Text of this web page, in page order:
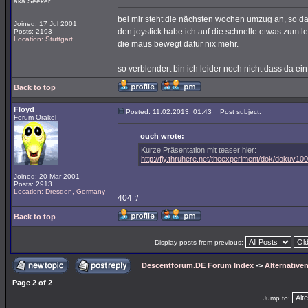
Joined: 17 Jul 2001
Posts: 2193
Location: Stuttgart
bei mir steht die nächsten wochen umzug an, so
den joystick habe ich auf die schnelle etwas zum
die maus bewegt dafür nix mehr.
so verblendert bin ich leider noch nicht dass da
Back to top
Floyd
Forum-Orakel
Joined: 20 Mar 2001
Posts: 2913
Location: Dresden, Germany
Posted: 11.02.2013, 01:43 Post subject:
ouch wrote:
Kurze Präsentation mit teaser hier:
http://fly.thruhere.net/theexperiment/dok/
404 :/
Back to top
Display posts from previous:
Descentforum.DE Forum Index ->
Page 2 of 2
Jump to: